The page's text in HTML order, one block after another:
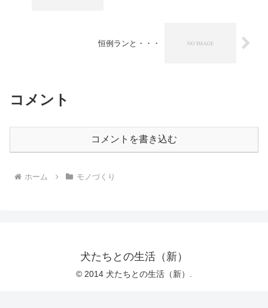
恒例ランと・・・
コメント
コメントを書き込む
ホーム モノづくり
犬たちとの生活（新）
© 2014 犬たちとの生活（新）.